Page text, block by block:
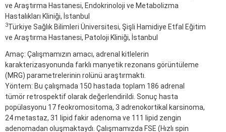
ve Araştırma Hastanesi, Endokrinoloji ve Metabolizma
Hastalıkları Kliniği, İstanbul
3Türkiye Sağlık Bilimleri Üniversitesi, Şişli Hamidiye Etfal Eğitim
ve Araştırma Hastanesi, Patoloji Kliniği, İstanbul
Amaç: Çalışmamızın amacı, adrenal kitlelerin
karakterizasyonunda farklı manyetik rezonans görüntüleme
(MRG) parametrelerinin rolünü araştırmaktı.
Yöntem: Bu çalışmada 150 hastada toplam 186 adrenal
tümör retrospektif olarak değerlendirildi. Sonuç hasta
popülasyonu 17 feokromositoma, 3 adrenokortikal karsinoma,
24 metastaz, 31 lipid fakir adenoma ve 111 lipid zengin
adenomadan oluşmaktaydı. Çalışmamızda FSE (Hızlı spin